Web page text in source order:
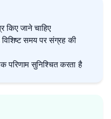
किए जाने चाहिए
समय पर संग्रह की
परिणाम सुनिश्चित करता है